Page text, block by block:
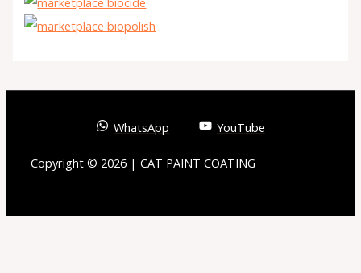
WhatsApp YouTube
Copyright © 2026 | CAT PAINT COATING